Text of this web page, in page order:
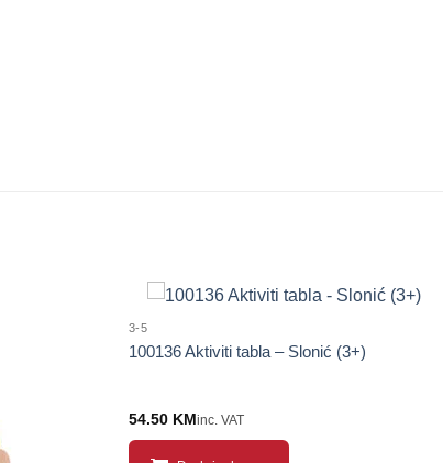
3-5
100136 Aktiviti tabla – Slonić (3+)
54.50 KMinc. VAT